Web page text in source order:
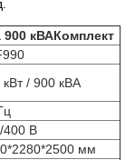
900 кВАКомплект
кВт / 900 кВА
400 В
мм